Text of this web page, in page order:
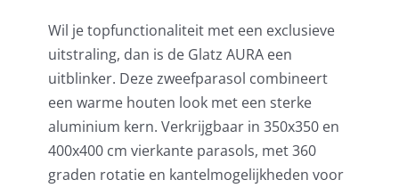
Wil je topfunctionaliteit met een exclusieve
uitstraling, dan is de Glatz AURA een
uitblinker. Deze zweefparasol combineert
een warme houten look met een sterke
aluminium kern. Verkrijgbaar in 350x350 en
400x400 cm vierkante parasols, met 360
graden rotatie en kantelmogelijkheden voor